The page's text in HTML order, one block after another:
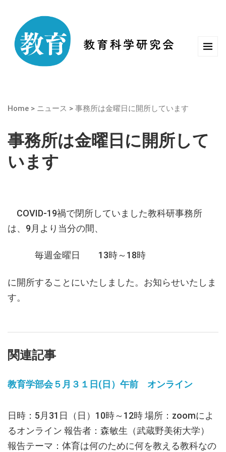
Home > ニュース > 事務所は金曜日に開所しています
事務所は金曜日に開所して
います
COVID-19禍で閉所していました教科研事務所
は、9月より当分の間、
毎週金曜日 13時～18時
に開所することにいたしました。お知らせいたしま
す。
関連記事
教育学部会５月３１日(日）午前 オンライン
日時：5月31日（日）10時～12時 場所：zoomによ
るオンライン 報告者：森敏生（武蔵野美術大学）
報告テーマ：体育は何のために何を教える教科なの